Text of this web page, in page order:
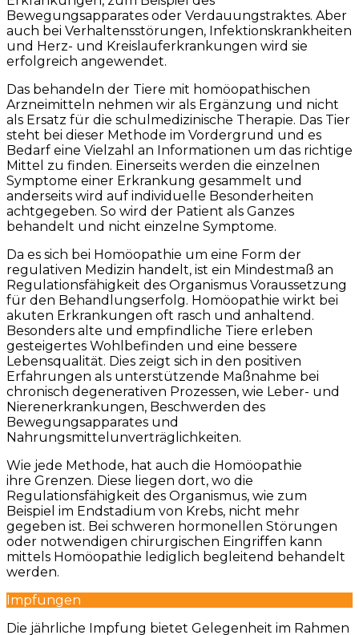
Bewegungsapparates oder Verdauungstraktes. Aber
auch bei Verhaltensstörungen, Infektionskrankheiten
und Herz- und Kreislauferkrankungen wird sie
erfolgreich angewendet.
Das behandeln der Tiere mit homöopathischen
Arzneimitteln nehmen wir als Ergänzung und nicht
als Ersatz für die schulmedizinische Therapie. Das Tier
steht bei dieser Methode im Vordergrund und es
Bedarf eine Vielzahl an Informationen um das richtige
Mittel zu finden. Einerseits werden die einzelnen
Symptome einer Erkrankung gesammelt und
anderseits wird auf individuelle Besonderheiten
achtgegeben. So wird der Patient als Ganzes
behandelt und nicht einzelne Symptome.
Da es sich bei Homöopathie um eine Form der
regulativen Medizin handelt, ist ein Mindestmaß an
Regulationsfähigkeit des Organismus Voraussetzung
für den Behandlungserfolg. Homöopathie wirkt bei
akuten Erkrankungen oft rasch und anhaltend.
Besonders alte und empfindliche Tiere erleben
gesteigertes Wohlbefinden und eine bessere
Lebensqualität. Dies zeigt sich in den positiven
Erfahrungen als unterstützende Maßnahme bei
chronisch degenerativen Prozessen, wie Leber- und
Nierenerkrankungen, Beschwerden des
Bewegungsapparates und
Nahrungsmittelunverträglichkeiten.
Wie jede Methode, hat auch die Homöopathie
ihre Grenzen. Diese liegen dort, wo die
Regulationsfähigkeit des Organismus, wie zum
Beispiel im Endstadium von Krebs, nicht mehr
gegeben ist. Bei schweren hormonellen Störungen
oder notwendigen chirurgischen Eingriffen kann
mittels Homöopathie lediglich begleitend behandelt
werden.
Impfungen
Die jährliche Impfung bietet Gelegenheit im Rahmen